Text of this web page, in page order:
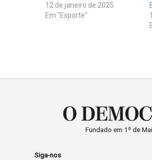
12 de janeiro de 2025
Em "Esporte"
Fundado em 1º de
Siga-nos